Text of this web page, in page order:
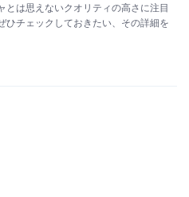
とは思えないクオリティの高さに注目
ひチェックしておきたい、その詳細を